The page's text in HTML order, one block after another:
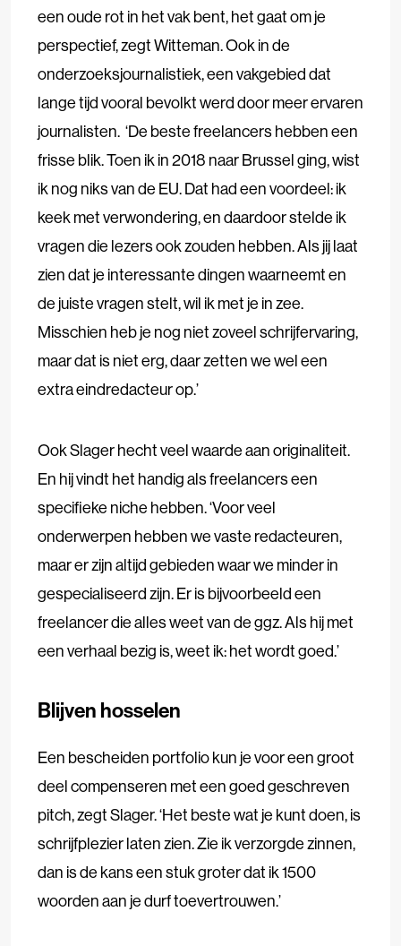
een oude rot in het vak bent, het gaat om je
perspectief, zegt Witteman. Ook in de
onderzoeksjournalistiek, een vakgebied dat
lange tijd vooral bevolkt werd door meer ervaren
journalisten. ‘De beste freelancers hebben een
frisse blik. Toen ik in 2018 naar Brussel ging, wist
ik nog niks van de EU. Dat had een voordeel: ik
keek met verwondering, en daardoor stelde ik
vragen die lezers ook zouden hebben. Als jij laat
zien dat je interessante dingen waarneemt en
de juiste vragen stelt, wil ik met je in zee.
Misschien heb je nog niet zoveel schrijfervaring,
maar dat is niet erg, daar zetten we wel een
extra eindredacteur op.’
Ook Slager hecht veel waarde aan originaliteit.
En hij vindt het handig als freelancers een
specifieke niche hebben. ‘Voor veel
onderwerpen hebben we vaste redacteuren,
maar er zijn altijd gebieden waar we minder in
gespecialiseerd zijn. Er is bijvoorbeeld een
freelancer die alles weet van de ggz. Als hij met
een verhaal bezig is, weet ik: het wordt goed.’
Blijven hosselen
Een bescheiden portfolio kun je voor een groot
deel compenseren met een goed geschreven
pitch, zegt Slager. ‘Het beste wat je kunt doen, is
schrijfplezier laten zien. Zie ik verzorgde zinnen,
dan is de kans een stuk groter dat ik 1500
woorden aan je durf toevertrouwen.’